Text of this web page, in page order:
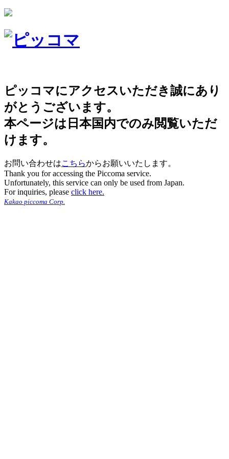
ピッコマにアクセスいただき誠にあり
がとうございます。
本ページは日本国内でのみ閲覧いただ
けます。
お問い合わせはこちらからお願いいたします。
Thank you for accessing the Piccoma service.
Unfortunately, this service can only be used from Japan.
For inquiries, please click here.
Kakao piccoma Corp.